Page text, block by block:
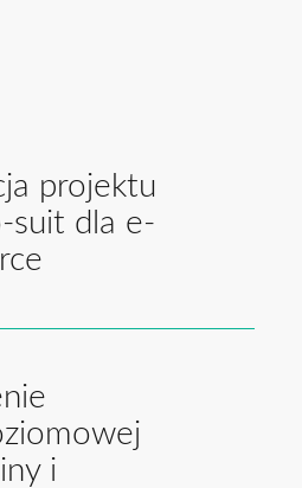
projektu
suit dla e-
i